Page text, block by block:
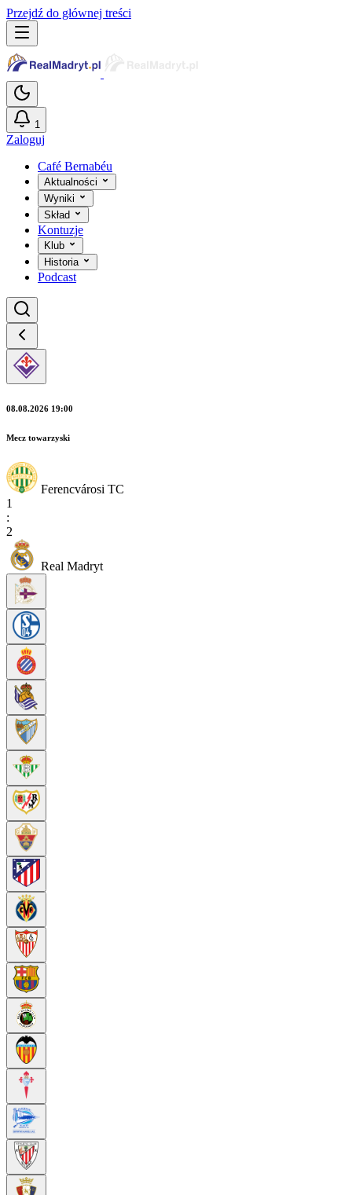
Przejdź do głównej treści
1
Zaloguj
Café Bernabéu
Aktualności
Wyniki
Skład
Kontuzje
Klub
Historia
Podcast
08.08.2026 19:00
Mecz towarzyski
Ferencvárosi TC
1
:
2
Real Madryt